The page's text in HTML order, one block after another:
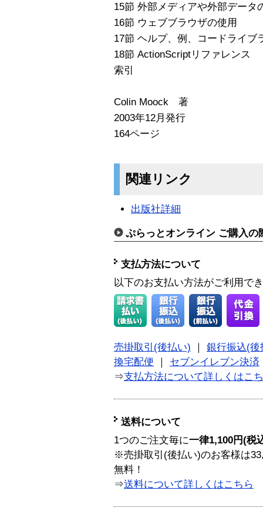
15節 外部メディアや外部データ
16節 ウェブブラウザの使用
17節 ヘルプ、例、コードライブ
18節 ActionScriptリファレンス
索引
Colin Moock 著
2003年12月発行
164ページ
関連リンク
出版社詳細
ぷらっとオンライン ご購入の
支払方法について
以下のお支払い方法がご利用で
売掛取引(後払い)
銀行振込(後
換宅配便
セブンイレブン決済
⇒支払方法について詳しくはこ
送料について
1つのご注文毎に一律1,100円(税
※売掛取引(後払い)のお客様は
無料！
⇒送料について詳しくはこちら